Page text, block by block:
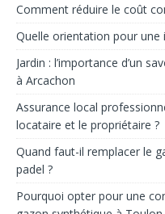
Comment réduire le coût
Quelle orientation pour une
Jardin : l’importance d’un
à Arcachon
Assurance local
locataire et le propriétaire ?
Quand faut-il remplacer le
padel ?
Pourquoi opter pour une